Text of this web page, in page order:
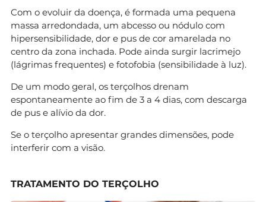
Com o evoluir da doença, é formada uma pequena
massa arredondada, um abcesso ou nódulo com
hipersensibilidade, dor e pus de cor amarelada no
centro da zona inchada. Pode ainda surgir lacrimejo
(lágrimas frequentes) e fotofobia (sensibilidade à luz).
De um modo geral, os terçolhos drenam
espontaneamente ao fim de 3 a 4 dias, com descarga
de pus e alívio da dor.
Se o terçolho apresentar grandes dimensões, pode
interferir com a visão.
TRATAMENTO DO TERÇOLHO